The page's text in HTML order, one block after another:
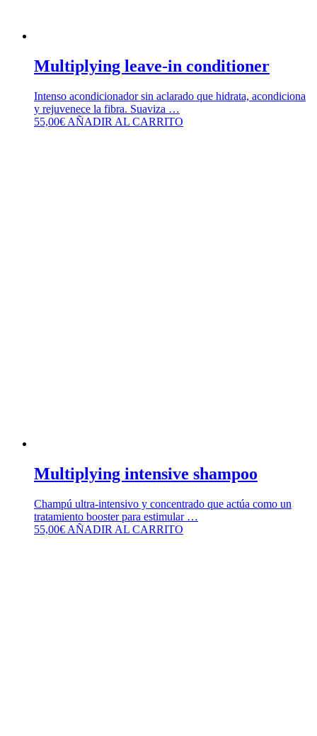
Multiplying leave-in conditioner
Intenso acondicionador sin aclarado que hidrata, acondiciona
y rejuvenece la fibra. Suaviza …
55,00€ AÑADIR AL CARRITO
Multiplying intensive shampoo
Champú ultra-intensivo y concentrado que actúa como un
tratamiento booster para estimular …
55,00€ AÑADIR AL CARRITO